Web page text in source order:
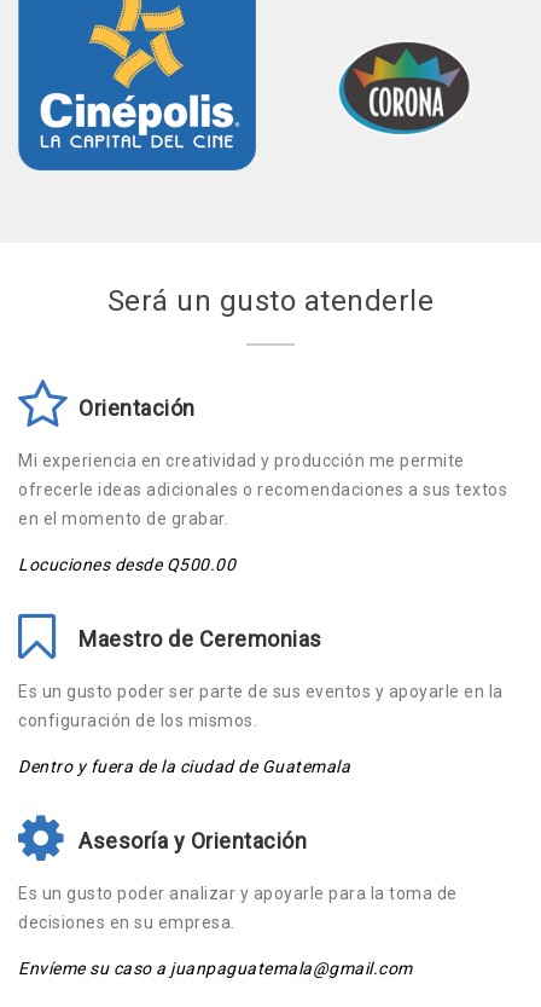
Será un gusto atenderle
Orientación
Mi experiencia en creatividad y producción me permite
ofrecerle ideas adicionales o recomendaciones a sus textos
en el momento de grabar.
Locuciones desde Q500.00
Maestro de Ceremonias
Es un gusto poder ser parte de sus eventos y apoyarle en la
configuración de los mismos.
Dentro y fuera de la ciudad de Guatemala
Asesoría y Orientación
Es un gusto poder analizar y apoyarle para la toma de
decisiones en su empresa.
Envíeme su caso a juanpaguatemala@gmail.com